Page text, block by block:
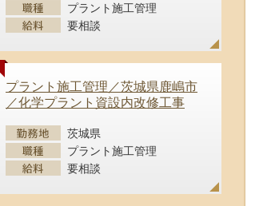
プラント施工管理
要相談
プラント施工管理／茨城県鹿嶋市
／化学プラント資設内改修工事
茨城県
プラント施工管理
要相談